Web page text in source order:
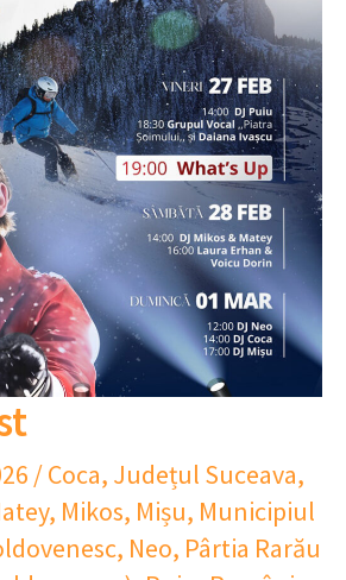
/Coca, Județul Suceava,
, Mikos, Mișu, Municipiul
, Neo, Pârtia Rarău